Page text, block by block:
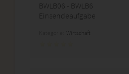
BWLB06 - BWLB6
Einsendeaufgabe
Wirtschaft